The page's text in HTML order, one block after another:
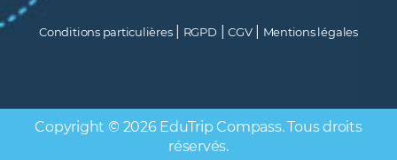
Conditions particulières| RGPD |CGV| Mentions légales
Copyright © 2026 EduTrip Compass. Tous droits
réservés.